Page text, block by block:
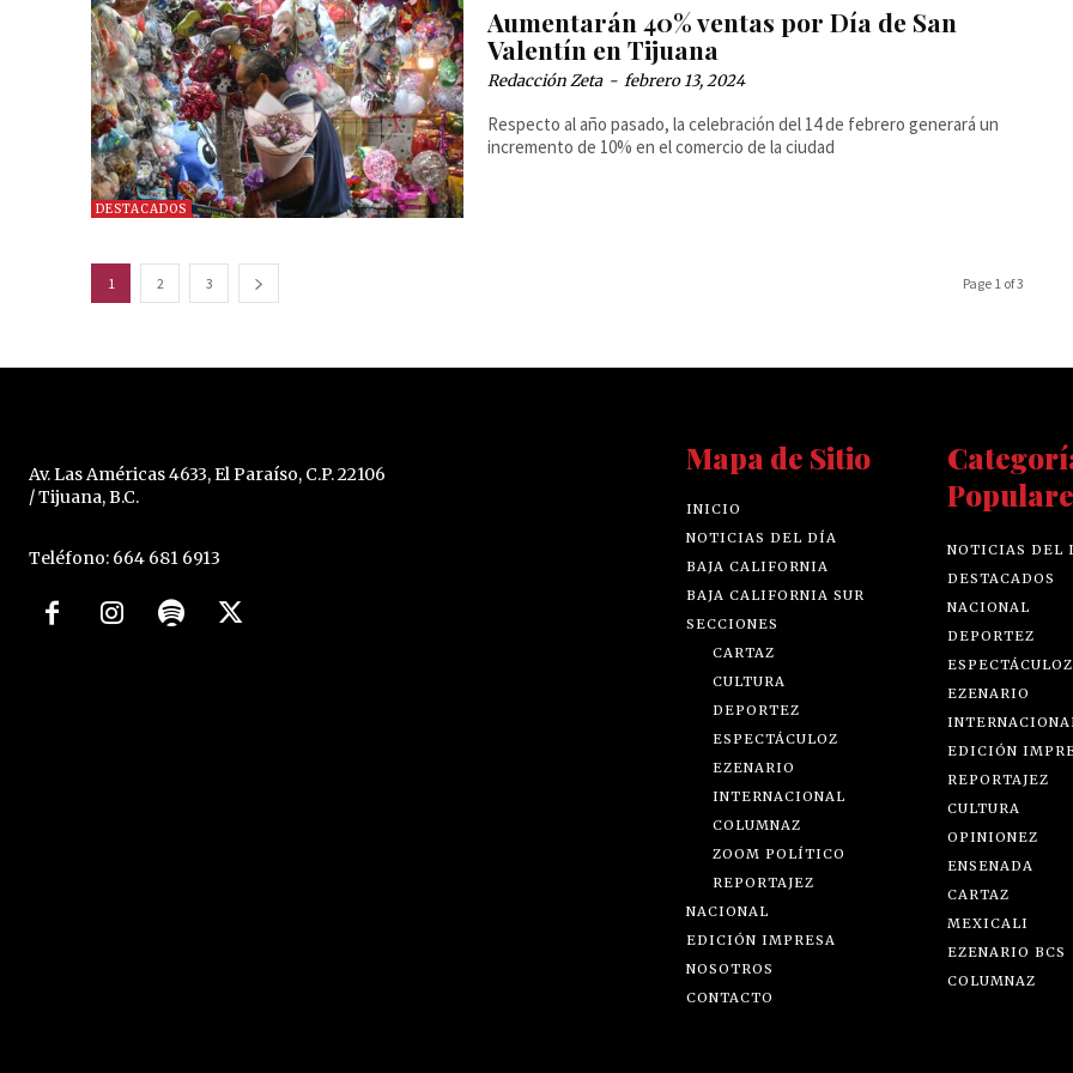
DESTACADOS
Aumentarán 40% ventas por Día de San
Valentín en Tijuana
Redacción Zeta - febrero 13, 2024
Respecto al año pasado, la celebración del 14 de febrero generará un
incremento de 10% en el comercio de la ciudad
1 2 3 Page 1 of 3
Av. Las Américas 4633, El Paraíso, C.P. 22106
/ Tijuana, B.C.
Teléfono: 664 681 6913
Mapa de Sitio
INICIO
NOTICIAS DEL DÍA
BAJA CALIFORNIA
BAJA CALIFORNIA SUR
SECCIONES
CARTAZ
CULTURA
DEPORTEZ
ESPECTÁCULOZ
EZENARIO
INTERNACIONAL
COLUMNAZ
ZOOM POLÍTICO
REPORTAJEZ
NACIONAL
EDICIÓN IMPRESA
NOSOTROS
CONTACTO
NOTICIAS DEL
DESTACADOS
NACIONAL
DEPORTEZ
ESPECTÁCULOZ
EZENARIO
EDICIÓN
REPORTAJEZ
CULTURA
OPINIONEZ
ENSENADA
CARTAZ
MEXICALI
EZENARIO BCS
COLUMNAZ